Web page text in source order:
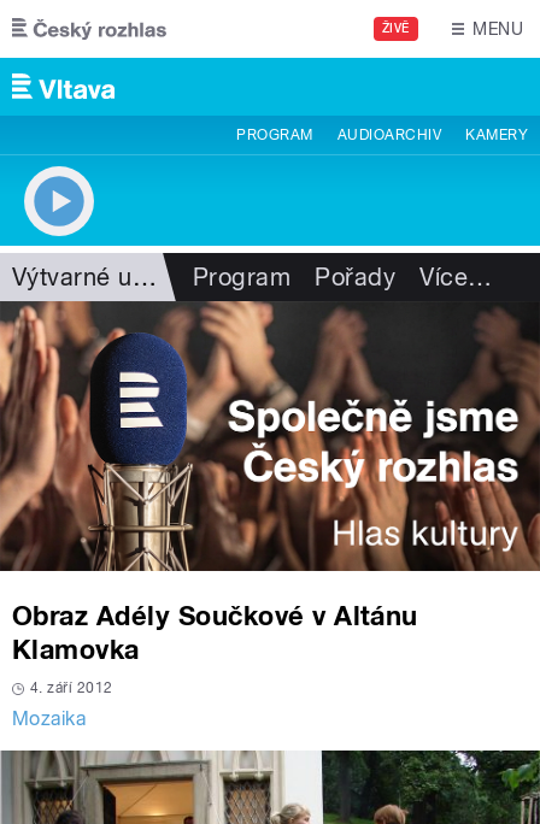
Přejít k hlavnímu obsahu
ŽIVĚ MENU
PROGRAM AUDIOARCHIV KAMERY
Výtvarné umění Program Pořady Více…
Obraz Adély Součkové v Altánu
Klamovka
4. září 2012
Mozaika